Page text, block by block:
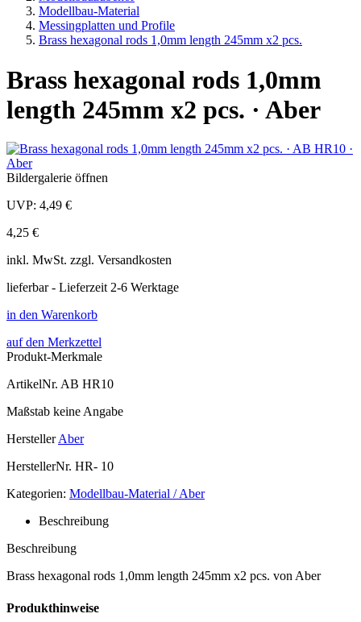
Modellbau-Material
Messingplatten und Profile
Brass hexagonal rods 1,0mm length 245mm x2 pcs.
Brass hexagonal rods 1,0mm
length 245mm x2 pcs. · Aber
Bildergalerie öffnen
UVP: 4,49 €
4,25 €
inkl. MwSt. zzgl. Versandkosten
lieferbar - Lieferzeit 2-6 Werktage
in den Warenkorb
auf den Merkzettel
Produkt-Merkmale
ArtikelNr. AB HR10
Maßstab keine Angabe
Hersteller Aber
HerstellerNr. HR- 10
Kategorien: Modellbau-Material / Aber
Beschreibung
Beschreibung
Brass hexagonal rods 1,0mm length 245mm x2 pcs. von Aber
Produkthinweise